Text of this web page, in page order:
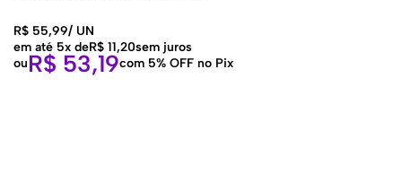
R$ 55,99/ UN
em até 5x deR$ 11,20sem juros
ouR$ 53,19com 5% OFF no Pix